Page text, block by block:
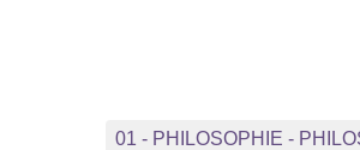
01 - PHILOSOPHIE -